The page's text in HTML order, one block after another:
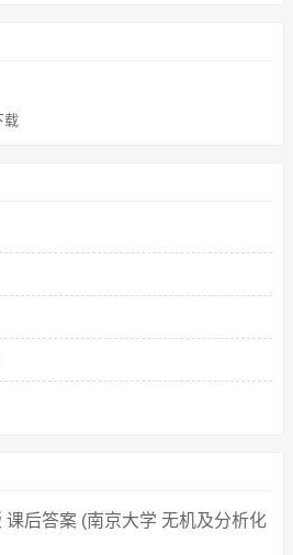
载
后答案 (南京大学 无机及分析化